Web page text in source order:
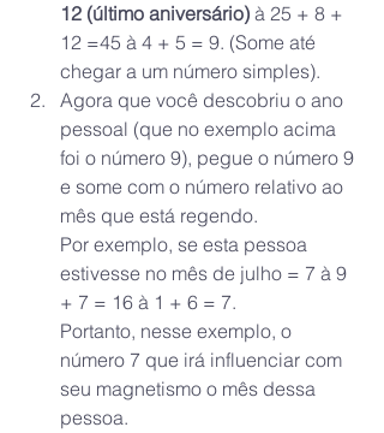
12 (último aniversário) à 25 + 8 +
12 =45 à 4 + 5 = 9. (Some até
chegar a um número simples).
Agora que você descobriu o ano
pessoal (que no exemplo acima
foi o número 9), pegue o número 9
e some com o número relativo ao
mês que está regendo.
Por exemplo, se esta pessoa
estivesse no mês de julho = 7 à 9
+ 7 = 16 à 1 + 6 = 7.
Portanto, nesse exemplo, o
número 7 que irá influenciar com
seu magnetismo o mês dessa
pessoa.